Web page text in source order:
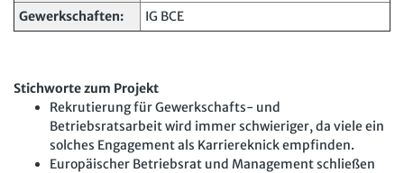
Gewerkschaften:
IG BCE
Stichworte zum Projekt
Rekrutierung für Gewerkschafts- und
Betriebsratsarbeit wird immer schwieriger, da viele ein
solches Engagement als Karriereknick empfinden.
Europäischer Betriebsrat und Management schließen